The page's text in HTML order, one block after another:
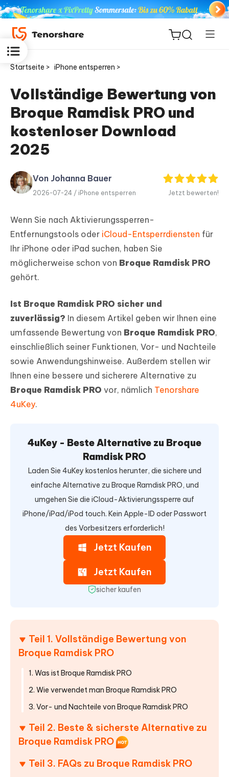
ReiBoot
for iOS
PDNob
Editor
Startseite > iPhone entsperren >
Vollständige Bewertung von
Broque Ramdisk PRO und
kostenloser Download
2025
Von Johanna Bauer
2026-07-24 / iPhone entsperren Jetzt bewerten!
Wenn Sie nach Aktivierungssperren-
Entfernungstools oder iCloud-Entsperrdiensten für
Ihr iPhone oder iPad suchen, haben Sie
möglicherweise schon von Broque Ramdisk PRO
gehört.
Ist Broque Ramdisk PRO sicher und
zuverlässig? In diesem Artikel geben wir Ihnen eine
umfassende Bewertung von Broque Ramdisk PRO,
einschließlich seiner Funktionen, Vor- und Nachteile
sowie Anwendungshinweise. Außerdem stellen wir
Ihnen eine bessere und sicherere Alternative zu
Broque Ramdisk PRO vor, nämlich Tenorshare
4uKey.
4uKey - Beste Alternative zu Broque
Ramdisk PRO
Laden Sie 4uKey kostenlos herunter, die sichere und
einfache Alternative zu Broque Ramdisk PRO, und
umgehen Sie die iCloud-Aktivierungssperre auf
iPhone/iPad/iPod touch. Kein Apple-ID oder Passwort
des Vorbesitzers erforderlich!
Jetzt Kaufen
Jetzt Kaufen
sicher kaufen
Teil 1. Vollständige Bewertung von
Broque Ramdisk PRO
1. Was ist Broque Ramdisk PRO
2. Wie verwendet man Broque Ramdisk PRO
3. Vor- und Nachteile von Broque Ramdisk PRO
Teil 2. Beste & sicherste Alternative zu
Broque Ramdisk PRO
Teil 3. FAQs zu Broque Ramdisk PRO